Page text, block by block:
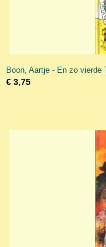
Boon, Aartje - En zo
€ 3,75